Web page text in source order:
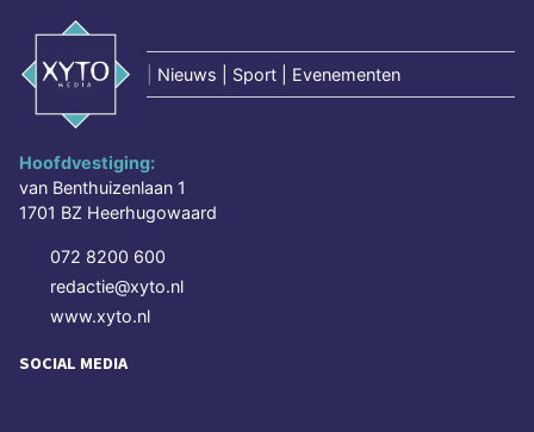
Nieuws | Sport | Evenementen
Hoofdvestiging:
van Benthuizenlaan 1
1701 BZ Heerhugowaard
072 8200 600
redactie@xyto.nl
www.xyto.nl
SOCIAL MEDIA